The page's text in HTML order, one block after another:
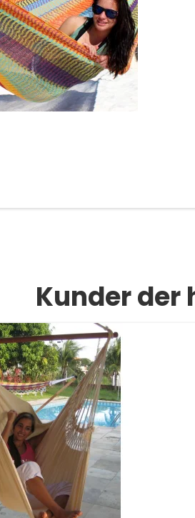
Kunder der